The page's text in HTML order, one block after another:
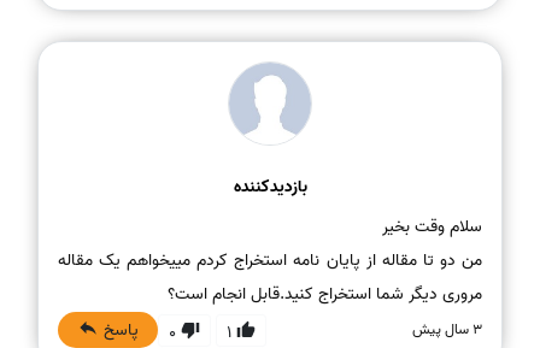
بازدیدکننده
من دو تا مقاله از پایان نامه استخراج کردم مییخواهم یک مقاله
مروری دیگر شما استخراج کنید.قابل انجام است؟
3 سال پیش 1
0 پاسخ